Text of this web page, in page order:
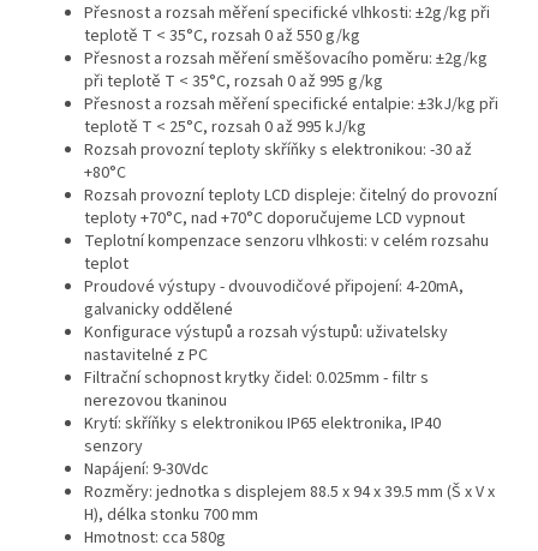
Přesnost a rozsah měření specifické vlhkosti: ±2g/kg při
teplotě T < 35°C, rozsah 0 až 550 g/kg
Přesnost a rozsah měření směšovacího poměru: ±2g/kg
při teplotě T < 35°C, rozsah 0 až 995 g/kg
Přesnost a rozsah měření specifické entalpie: ±3kJ/kg při
teplotě T < 25°C, rozsah 0 až 995 kJ/kg
Rozsah provozní teploty skříňky s elektronikou: -30 až
+80°C
Rozsah provozní teploty LCD displeje: čitelný do provozní
teploty +70°C, nad +70°C doporučujeme LCD vypnout
Teplotní kompenzace senzoru vlhkosti: v celém rozsahu
teplot
Proudové výstupy - dvouvodičové připojení: 4-20mA,
galvanicky oddělené
Konfigurace výstupů a rozsah výstupů: uživatelsky
nastavitelné z PC
Filtrační schopnost krytky čidel: 0.025mm - filtr s
nerezovou tkaninou
Krytí: skříňky s elektronikou IP65 elektronika, IP40
senzory
Napájení: 9-30Vdc
Rozměry: jednotka s displejem 88.5 x 94 x 39.5 mm (Š x V x
H), délka stonku 700 mm
Hmotnost: cca 580g